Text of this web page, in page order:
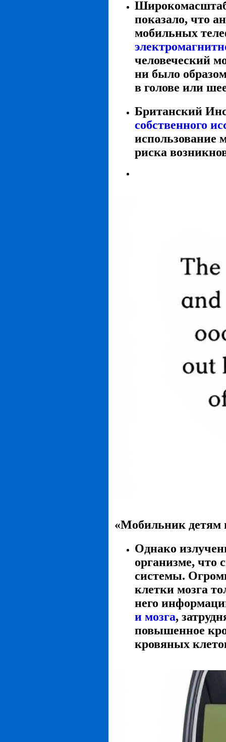
показало, что
мобильных
человеческий
ни было
в голове или
Британский
собственного
использование
риска
«Мобильник детям
Однако
организме, что
системы.
клетки мозга
него
и мозга,
повышенное
кровяных